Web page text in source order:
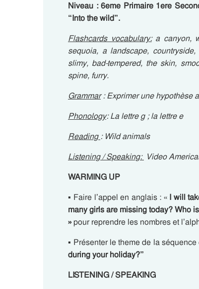
Niveau : 6eme Primaire 1ere
“Into the wild”.
Flashcards vocabulary:a canyon,
sequoia, a landscape,
slimy, bad-tempered, the skin,
spine, furry.
Grammar: Exprimer une hypothèse
Phonology: La lettre g ; la lettre e
Reading : Wild animals
Listening / Speaking: Video
WARMING UP
▪ Faire l’appel en anglais : « I will
many girls are missing today? Who
»pour reprendre les nombres et
▪ Présenter le theme de la
during your holiday?”
LISTENING / SPEAKING